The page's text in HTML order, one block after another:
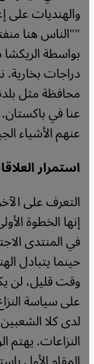
والهنديات على
""الناس هنا
بواسطة
دراجات
محافظة مثل
عنا في
عنهم الأشياء
استمرار
التعرف على
إنها الخطوة
في المنتدى
حينما يتبادل
وقت قليل، لن
على سياسة
لدى كلا
النزاعات. يهتم